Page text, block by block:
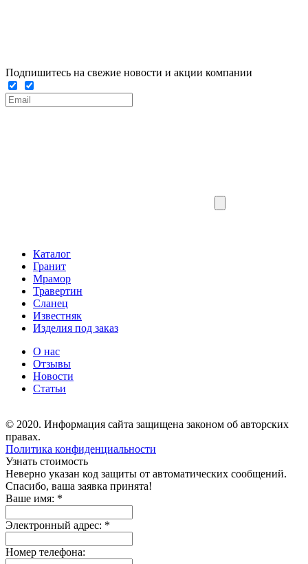
Подпишитесь на свежие новости и акции компании
Каталог
Гранит
Мрамор
Травертин
Сланец
Известняк
Изделия под заказ
О нас
Отзывы
Новости
Статьи
© 2020. Информация сайта защищена законом об авторских
правах.
Политика конфиденциальности
Узнать стоимость
Неверно указан код защиты от автоматических сообщений.
Спасибо, ваша заявка принята!
Ваше имя: *
Электронный адрес: *
Номер телефона: